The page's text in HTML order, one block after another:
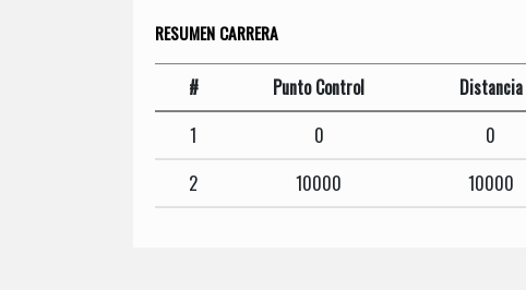
RESUMEN CARRERA
# Punto Control Distancia
1
0 0
2
10000 10000